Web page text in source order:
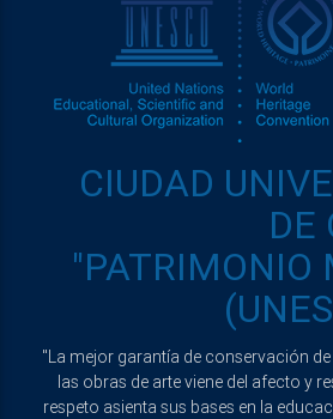
CIUDAD
DE
"PATRIMONIO
"La mejor garantía de conservación
las obras de arte viene del afecto y
respeto asienta sus bases en la